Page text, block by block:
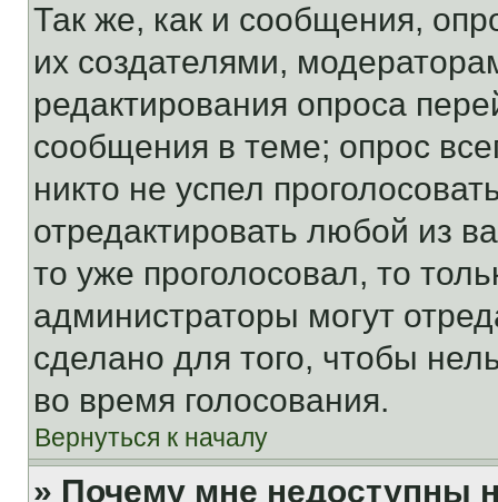
Так же, как и сообщения,
их создателями,
редактирования опроса
сообщения в теме; опрос
никто не успел
отредактировать любой из
то уже проголосовал, то
администраторы могут
сделано для того, чтобы
во время голосования.
Вернуться к началу
» Почему мне недоступны